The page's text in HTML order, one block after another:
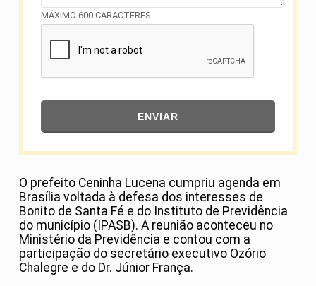
MÁXIMO 600 CARACTERES.
ENVIAR
O prefeito Ceninha Lucena cumpriu agenda em
Brasília voltada à defesa dos interesses de
Bonito de Santa Fé e do Instituto de Previdência
do município (IPASB). A reunião aconteceu no
Ministério da Previdência e contou com a
participação do secretário executivo Ozório
Chalegre e do Dr. Júnior França.